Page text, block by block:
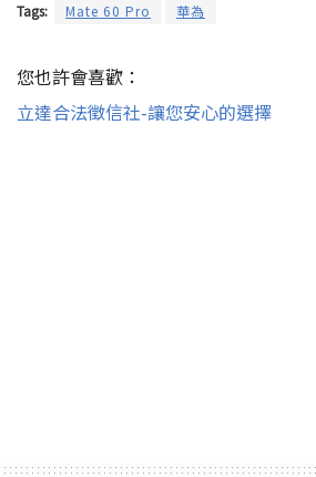
Tags: Mate 60 Pro 華為
您也許會喜歡：
立達合法徵信社-讓您安心的選擇